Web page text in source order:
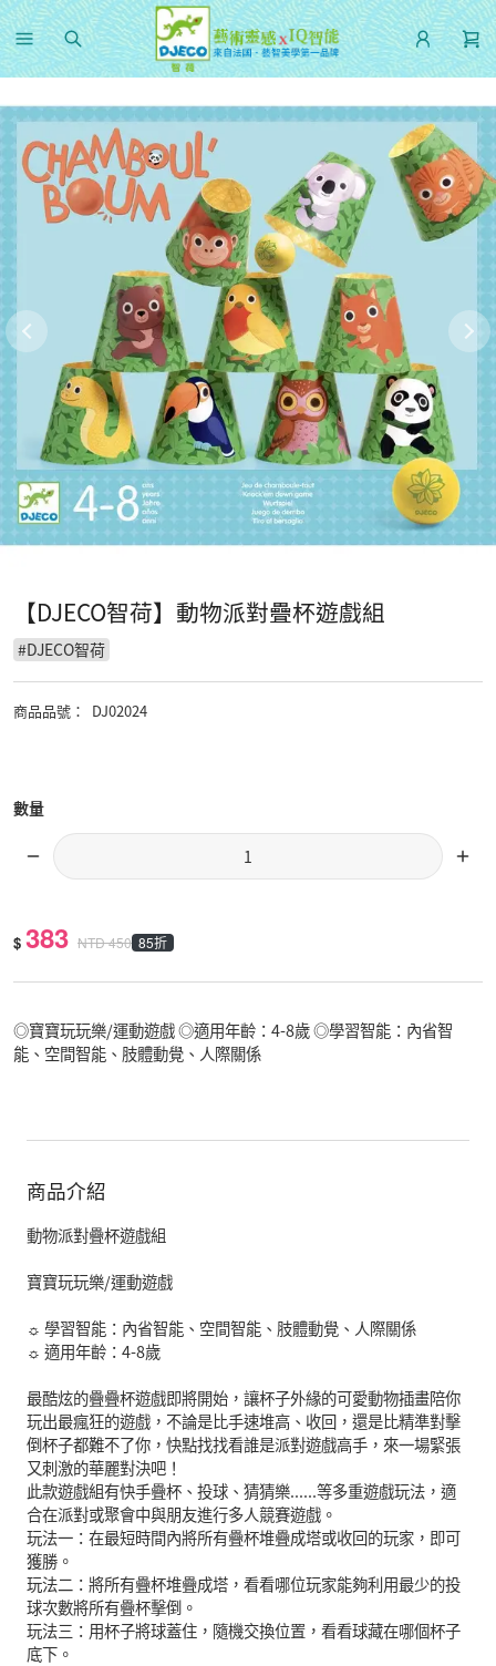
【DJECO智荷】動物派對疊杯遊戲組
#DJECO智荷
商品品號 ： DJ02024
數量
$ 383 NTD450 85折
◎寶寶玩玩樂/運動遊戲 ◎適用年齡：4-8歲 ◎學習智能：內省智
能、空間智能、肢體動覺、人際關係
商品介紹
動物派對疊杯遊戲組
寶寶玩玩樂/運動遊戲
☼ 學習智能：內省智能、空間智能、肢體動覺、人際關係
☼ 適用年齡：4-8歲
最酷炫的疊疊杯遊戲即將開始，讓杯子外緣的可愛動物插畫陪你
玩出最瘋狂的遊戲，不論是比手速堆高、收回，還是比精準對擊
倒杯子都難不了你，快點找找看誰是派對遊戲高手，來一場緊張
又刺激的華麗對決吧！
此款遊戲組有快手疊杯、投球、猜猜樂......等多重遊戲玩法，適
合在派對或聚會中與朋友進行多人競賽遊戲。
玩法一：在最短時間內將所有疊杯堆疊成塔或收回的玩家，即可
獲勝。
玩法二：將所有疊杯堆疊成塔，看看哪位玩家能夠利用最少的投
球次數將所有疊杯擊倒。
玩法三：用杯子將球蓋住，隨機交換位置，看看球藏在哪個杯子
底下。